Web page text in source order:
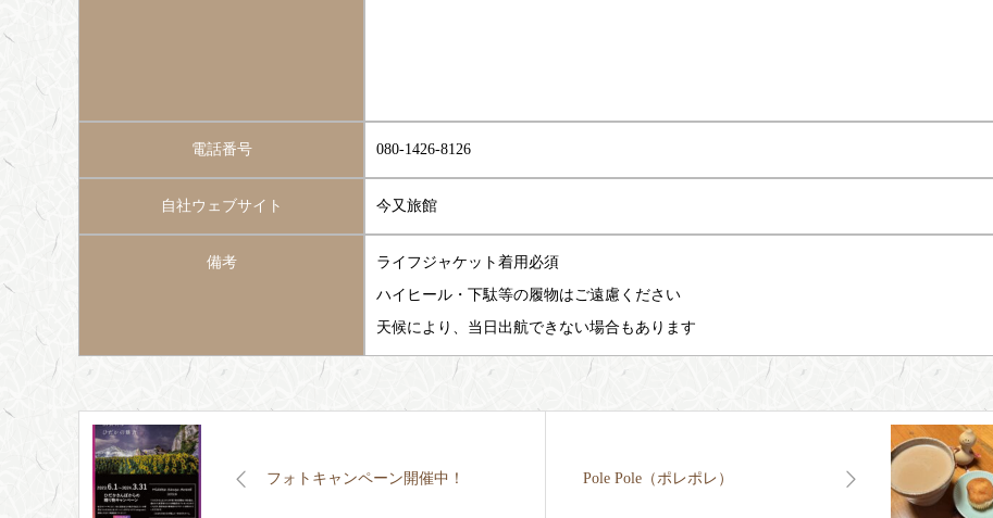
電話番号 080-1426-8126
自社ウェブサイト 今又旅館
備考
ライフジャケット着用必須
ハイヒール・下駄等の履物はご遠慮ください
天候により、当日出航できない場合もあります
フォトキャンペーン開催中！ Pole Pole（ポレポレ）